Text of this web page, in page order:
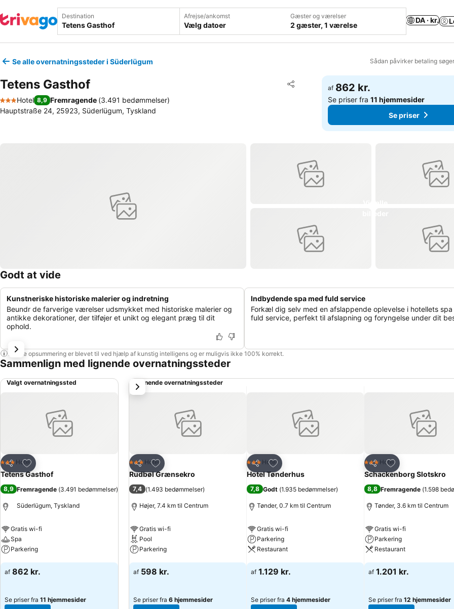
Destination Afrejse/ankomst
Vælg datoer
Gæster og værelser
2 gæster, 1 værelse
DA · kr.
Se alle overnatningssteder i Süderlügum Sådan påvirker betaling
Tetens Gasthof Del
Føj til favoritter
3 Stjerner
Hotel 8,9 Fremragende (3.491 bedømmelser)
Hauptstraße 24, 25923, Süderlügum, Tyskland
af 862 kr.
Se priser fra11 hjemmesider
Se priser
Godt at vide
Kunstneriske historiske malerier og indretning
Beundr de farverige værelser udsmykket med historiske malerier og
antikke dekorationer, der tilføjer et unikt og elegant præg til dit
ophold.
Indbydende spa med fuld service
Forkæl dig selv med en afslappende oplevelse i hotellets spa
fuld service, perfekt til afslapning og foryngelse under dit
Denne opsummering er blevet til ved hjælp af kunstig intelligens og er muligvis ikke 100% korrekt.
Sammenlign med lignende overnatningssteder
Valgt overnatningssted
Del
Føj til favoritter
3 Stjerner
Hotel
Tetens Gasthof
8,9 Fremragende (3.491 bedømmelser)
Süderlügum, Tyskland
Gratis wi-fi
Spa
Parkering
Se priser
af 862 kr.
Se priser fra 11 hjemmesider
Lignende overnatningssteder
Del
Føj til favoritter
3 Stjerner
Hotel
Rudbøl Grænsekro
7,4 (1.493 bedømmelser)
Højer, 7.4 km til Centrum
Gratis wi-fi
Pool
Parkering
Se priser
af 598 kr.
Se priser fra 6 hjemmesider
Del
Føj til favoritter
3 Stjerner
Hotel
Hotel Tønderhus
7,8 Godt (1.935 bedømmelser)
Tønder, 0.7 km til Centrum
Gratis wi-fi
Parkering
Restaurant
Se priser
af 1.129 kr.
Se priser fra 4 hjemmesider
Del
Føj til favoritter
3 Stjerner
Hotel
Schackenborg Slotskro
8,8 Fremragende (1.598
Tønder, 3.6 km til Centrum
Gratis wi-fi
Parkering
Restaurant
Se priser
af 1.201 kr.
Se priser fra 12 hjemmesider
næste